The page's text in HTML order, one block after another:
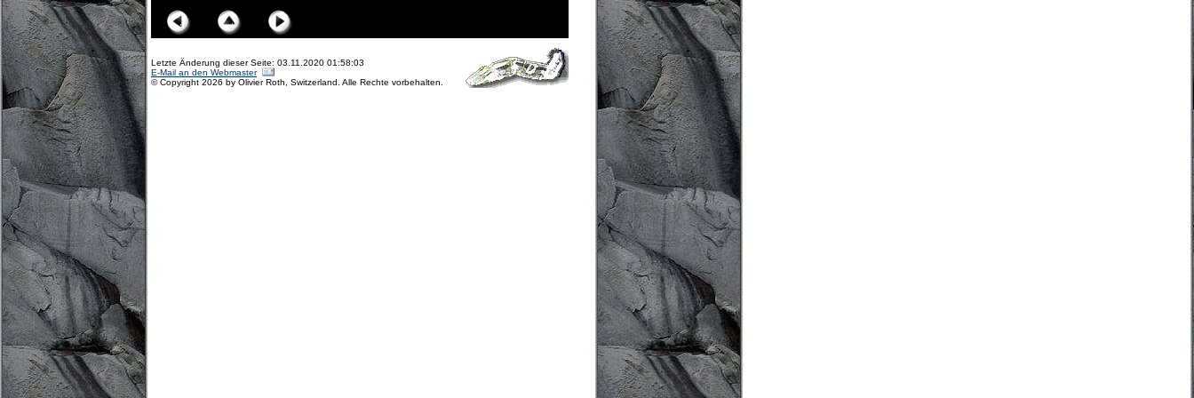
Letzte Änderung dieser Seite: 03.11.2020 01:58:03
E-Mail an den Webmaster
© Copyright 2026 by Olivier Roth, Switzerland. Alle Rechte vorbehalten.